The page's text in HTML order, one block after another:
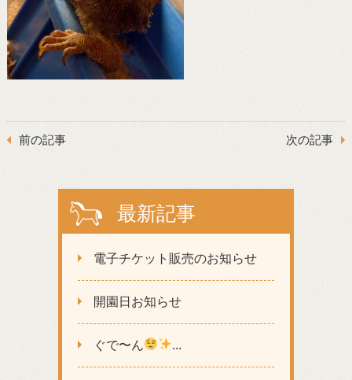
前の記事 次の記事
最新記事
電子チケット販売のお知らせ
開園日お知らせ
ぐで〜ん ...